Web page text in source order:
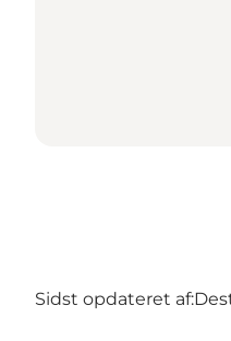
Sidst opdateret af: